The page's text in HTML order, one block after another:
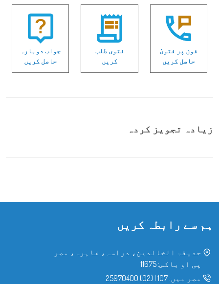
فون پر فتویٰ
حاصل کریں
فتوی طلب
کریں
جواب دوبارہ
حاصل کریں
زیادہ تجویز کردہ
ہم سے رابطہ کریں
حدیقۃ الخالدین، دراسہ، قاہرہ، مصر
پی او باکس: 11675
مصر میں: 107
|
(02) 25970400